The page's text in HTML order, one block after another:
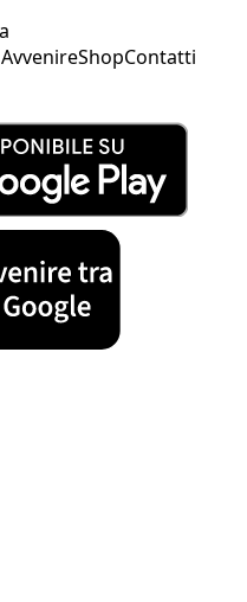
ShopContatti